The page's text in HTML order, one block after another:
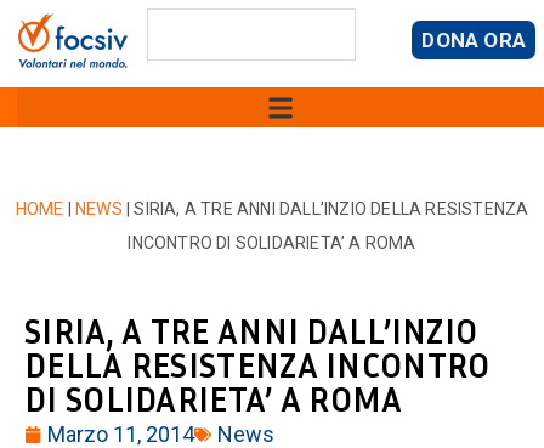
DONA ORA
HOME NEWS |SIRIA, A TRE ANNI DALL’INZIO DELLA RESISTENZA
INCONTRO DI SOLIDARIETA’ A ROMA
SIRIA, A TRE ANNI DALL’INZIO
DELLA RESISTENZA INCONTRO
DI SOLIDARIETA’ A ROMA
Marzo 11, 2014
News